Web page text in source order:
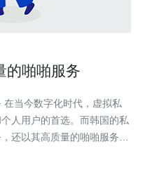
的啪啪服务
人用户的首选。而韩国的私
还以其高质量的啪啪服务而